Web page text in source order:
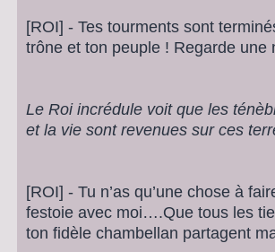
[ROI] - Tes tourments sont
trône et ton peuple ! Regarde une
Le Roi incrédule voit que les
et la vie sont revenues sur ces
[ROI] - Tu n’as qu’une chose à
festoie avec moi….Que tous les
ton fidèle chambellan partagent